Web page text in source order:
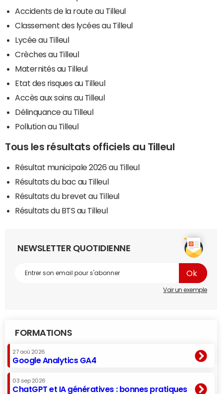
Accidents de la route au Tilleul
Classement des lycées au Tilleul
Lycée au Tilleul
Crèches au Tilleul
Maternités au Tilleul
Etat des risques au Tilleul
Accès aux soins au Tilleul
Délinquance au Tilleul
Pollution au Tilleul
Tous les résultats officiels au Tilleul
Résultat municipale 2026 au Tilleul
Résultats du bac au Tilleul
Résultats du brevet au Tilleul
Résultats du BTS au Tilleul
NEWSLETTER QUOTIDIENNE
Voir un exemple
FORMATIONS
27 aoû 2026
Google Analytics GA4
03 sep 2026
ChatGPT et IA génératives : bonnes pratiques